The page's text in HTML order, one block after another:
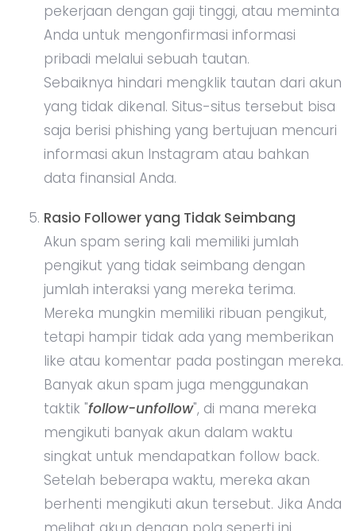
pekerjaan dengan gaji tinggi, atau meminta
Anda untuk mengonfirmasi informasi
pribadi melalui sebuah tautan.
Sebaiknya hindari mengklik tautan dari akun
yang tidak dikenal. Situs-situs tersebut bisa
saja berisi phishing yang bertujuan mencuri
informasi akun Instagram atau bahkan
data finansial Anda.
Rasio Follower yang Tidak Seimbang
Akun spam sering kali memiliki jumlah
pengikut yang tidak seimbang dengan
jumlah interaksi yang mereka terima.
Mereka mungkin memiliki ribuan pengikut,
tetapi hampir tidak ada yang memberikan
like atau komentar pada postingan mereka.
Banyak akun spam juga menggunakan
taktik "follow-unfollow", di mana mereka
mengikuti banyak akun dalam waktu
singkat untuk mendapatkan follow back.
Setelah beberapa waktu, mereka akan
berhenti mengikuti akun tersebut. Jika Anda